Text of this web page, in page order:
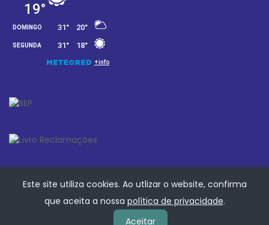
Este site utiliza cookies. Ao utlizar o website, confirma
que aceita a nossa política de privacidade.
Aceitar